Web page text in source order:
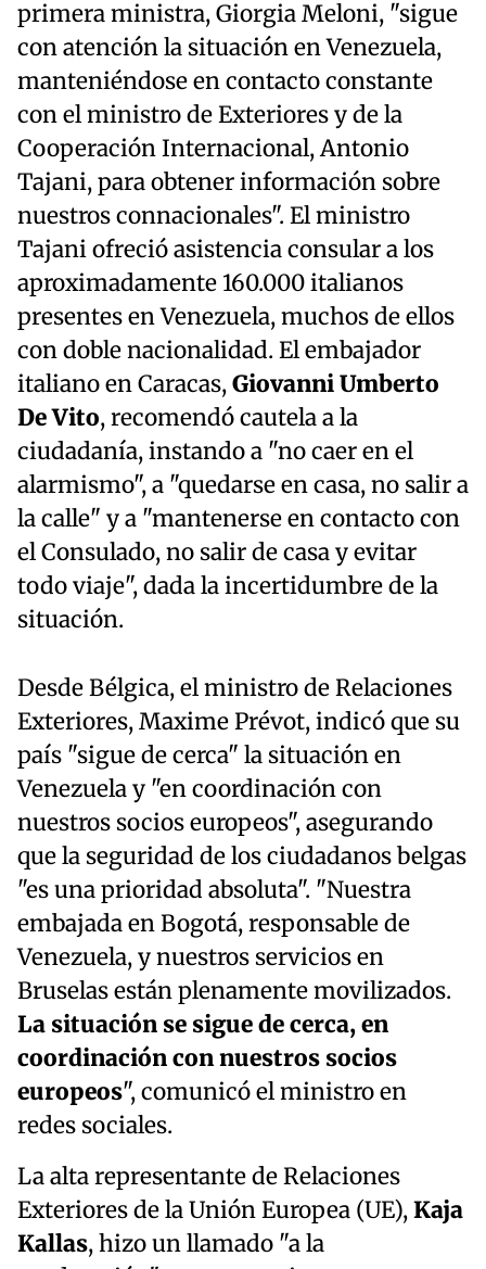
primera ministra, Giorgia Meloni, "sigue
con atención la situación en Venezuela,
manteniéndose en contacto constante
con el ministro de Exteriores y de la
Cooperación Internacional, Antonio
Tajani, para obtener información sobre
nuestros connacionales". El ministro
Tajani ofreció asistencia consular a los
aproximadamente 160.000 italianos
presentes en Venezuela, muchos de ellos
con doble nacionalidad. El embajador
italiano en Caracas,Giovanni Umberto
De Vito, recomendó cautela a la
ciudadanía, instando a "no caer en el
alarmismo", a "quedarse en casa, no salir a
la calle" y a "mantenerse en contacto con
el Consulado, no salir de casa y evitar
todo viaje", dada la incertidumbre de la
situación.
Desde Bélgica, el ministro de Relaciones
Exteriores, Maxime Prévot, indicó que su
país "sigue de cerca" la situación en
Venezuela y "en coordinación con
nuestros socios europeos", asegurando
que la seguridad de los ciudadanos belgas
"es una prioridad absoluta". "Nuestra
embajada en Bogotá, responsable de
Venezuela, y nuestros servicios en
Bruselas están plenamente movilizados.
La situación se sigue de cerca, en
coordinación con nuestros socios
europeos", comunicó el ministro en
redes sociales.
La alta representante de Relaciones
Exteriores de la Unión Europea (UE),Kaja
Kallas, hizo un llamado "a la